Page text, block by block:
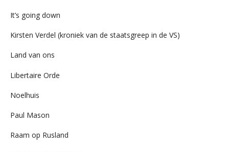
It’s going down
Kirsten Verdel (kroniek van de staatsgreep in de VS)
Land van ons
Libertaire Orde
Noelhuis
Paul Mason
Raam op Rusland